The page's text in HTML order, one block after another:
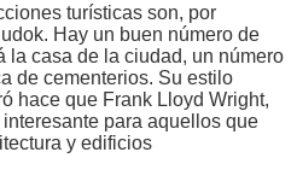
turísticas son, por
Hay un buen número de
la casa de la ciudad, un número
de cementerios. Su estilo
hace que Frank Lloyd Wright,
para aquellos que
y edificios